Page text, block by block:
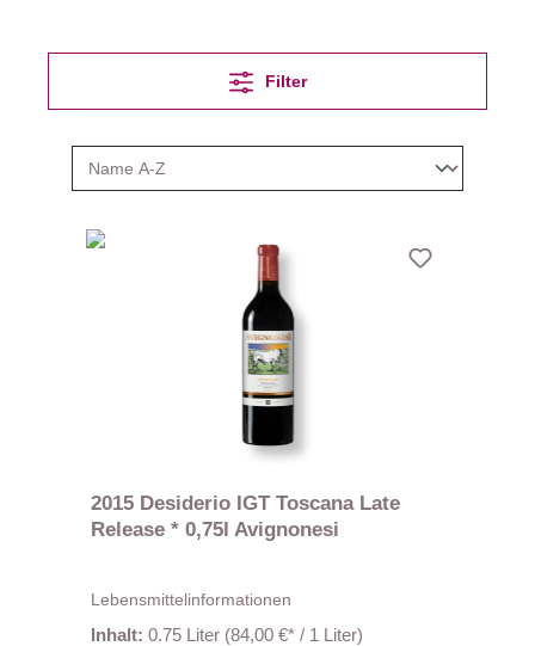
Filter
2015 Desiderio IGT Toscana Late
Release * 0,75l Avignonesi
Lebensmittelinformationen
Inhalt: 0.75 Liter (84,00 €* / 1 Liter)